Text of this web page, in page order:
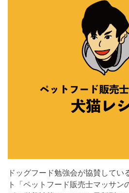
ドッグフード勉強会が協賛してい
ト「ペットフード販売士マッサン